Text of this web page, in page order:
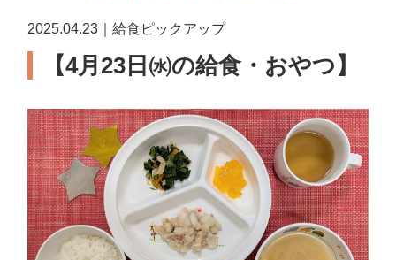
2025.04.23｜給食ピックアップ
【4月23日㈬の給食・おやつ】